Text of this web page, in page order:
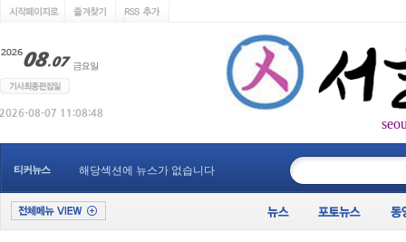
티커뉴스 해당섹션에 뉴스가 없습니다